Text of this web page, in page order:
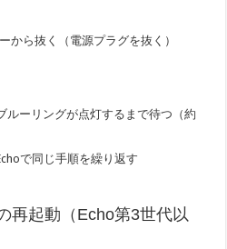
から抜く（電源プラグを抜く）
ルーリングが点灯するまで待つ（約
で同じ手順を繰り返す
再起動（Echo第3世代以